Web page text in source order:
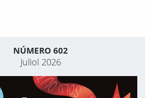
NÚMERO 602
Juliol 2026